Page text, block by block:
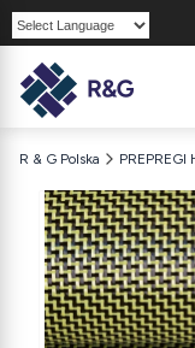
Powered by
R & G Polska PREPREGI